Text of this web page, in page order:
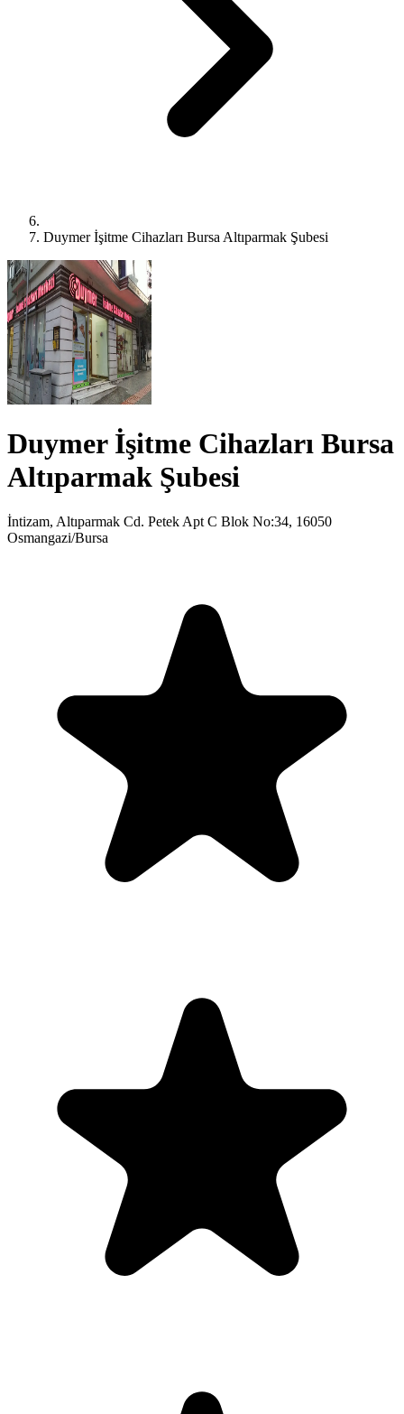
Duymer İşitme Cihazları Bursa Altıparmak Şubesi
Duymer İşitme Cihazları Bursa
Altıparmak Şubesi
İntizam, Altıparmak Cd. Petek Apt C Blok No:34, 16050
Osmangazi/Bursa